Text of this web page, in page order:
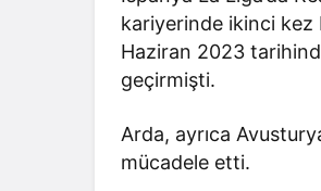
kariyerinde ikinci kez
Haziran 2023
geçirmişti.
Arda, ayrıca
mücadele etti.